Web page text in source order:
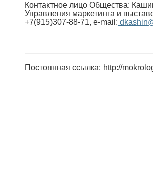
Контактное лицо Общества:
Управления маркетинга и
+7(915)307-88-71, e-mail:
Постоянная ссылка: http://